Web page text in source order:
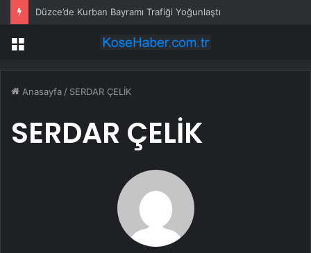
Düzce’de Kurban Bayramı Trafiği Yoğunlaştı
Menü
Anasayfa / SERDAR ÇELİK
SERDAR ÇELİK